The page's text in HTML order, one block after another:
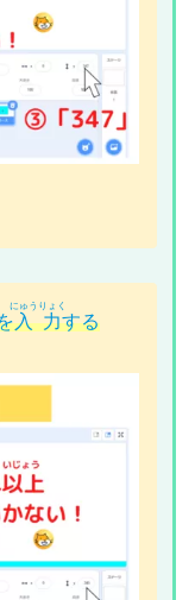
入力
にゅうりょく
する